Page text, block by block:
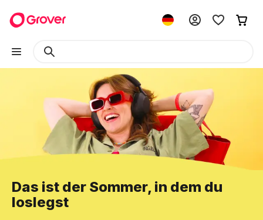
Das ist der Sommer, in dem du
loslegst